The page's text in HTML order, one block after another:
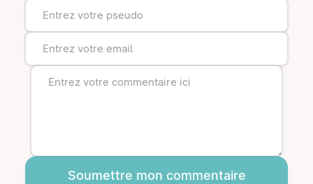
Soumettre mon commentaire